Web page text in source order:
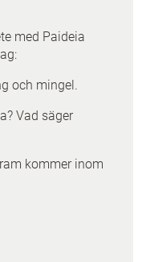
med Paideia
och mingel.
Vad säger
kommer inom